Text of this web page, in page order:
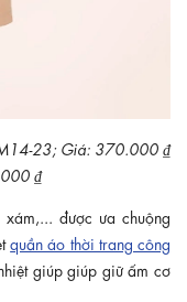
23; Giá: 370.000 ₫
₫
được ưa chuộng
quần áo thời trang công
giúp giúp giữ ấm cơ